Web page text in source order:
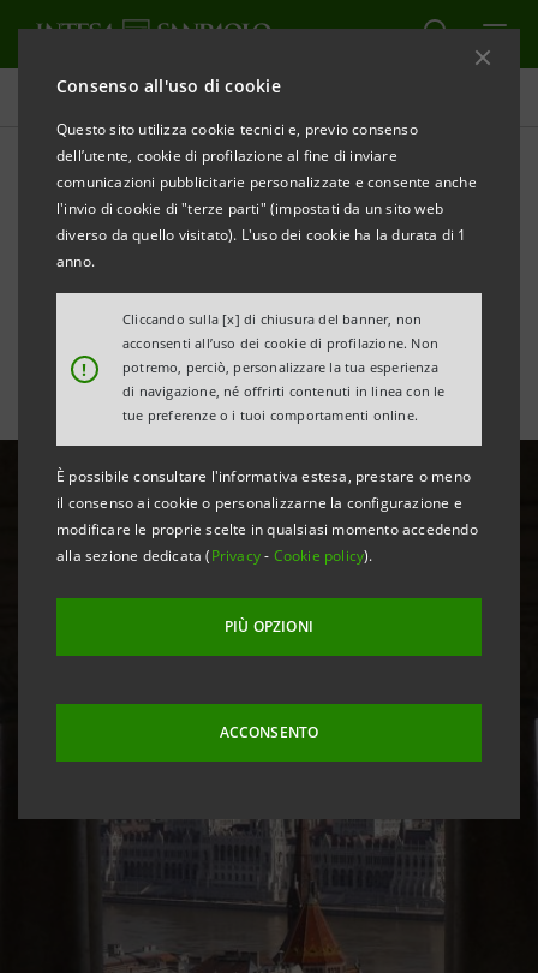
Consenso all'uso di cookie
Questo sito utilizza cookie tecnici e, previo consenso
dell’utente, cookie di profilazione al fine di inviare
comunicazioni pubblicitarie personalizzate e consente anche
l'invio di cookie di "terze parti" (impostati da un sito web
diverso da quello visitato). L'uso dei cookie ha la durata di 1
anno.
!
Cliccando sulla [x] di chiusura del banner, non
acconsenti all’uso dei cookie di profilazione. Non
potremo, perciò, personalizzare la tua esperienza
di navigazione, né offrirti contenuti in linea con le
tue preferenze o i tuoi comportamenti online.
È possibile consultare l'informativa estesa, prestare o meno
il consenso ai cookie o personalizzarne la configurazione e
modificare le proprie scelte in qualsiasi momento accedendo
alla sezione dedicata (Privacy- Cookie policy).
PIÙ OPZIONI
ACCONSENTO
Tutte le news
Diversità e inclusione: a CIB
il premio Euromoney come
miglior banca in Ungheria